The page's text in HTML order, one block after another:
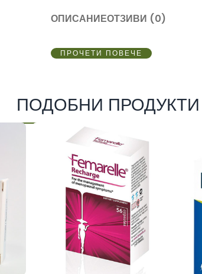
ОПИСАНИЕОТЗИВИ (0)
ПРОЧЕТИ ПОВЕЧЕ
ПОДОБНИ ПРОДУКТИ